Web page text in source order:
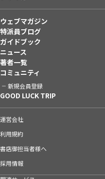
ウェブマガジン
特派員ブログ
ガイドブック
ニュース
著者一覧
コミュニティ
新規会員登録
GOOD LUCK TRIP
運営会社
利用規約
書店御担当者様へ
採用情報